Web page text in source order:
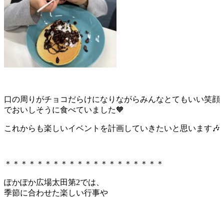
口の周りがチョコだらけになりながらみんなとてもいい笑顔
でおいしそうに食べていました🧡
これからも楽しいイベントを計画していきたいと思います🎶
＊＊＊＊＊＊＊＊＊＊＊＊＊＊＊＊＊＊＊＊
ぽかぽか広場太田第2では、
季節に合わせた楽しい行事や